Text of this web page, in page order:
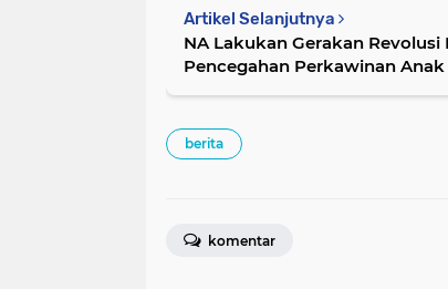
Artikel Selanjutnya
NA Lakukan Gerakan
Pencegahan Perkawinan Anak
berita
komentar